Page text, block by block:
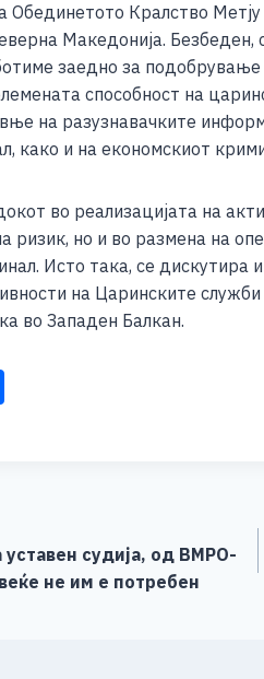
Кралство
Македонија.
заедно за
способност на
на разузнавачките
како и на економскиот
во реализацијата на
ризик, но и во размена на
Исто така, се
на Царинските
во Западен Балкан.
судија, од ВМРО-
не им е потребен